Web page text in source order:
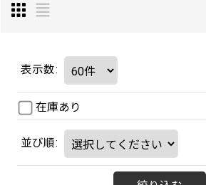
表示数:
在庫あり
並び順: